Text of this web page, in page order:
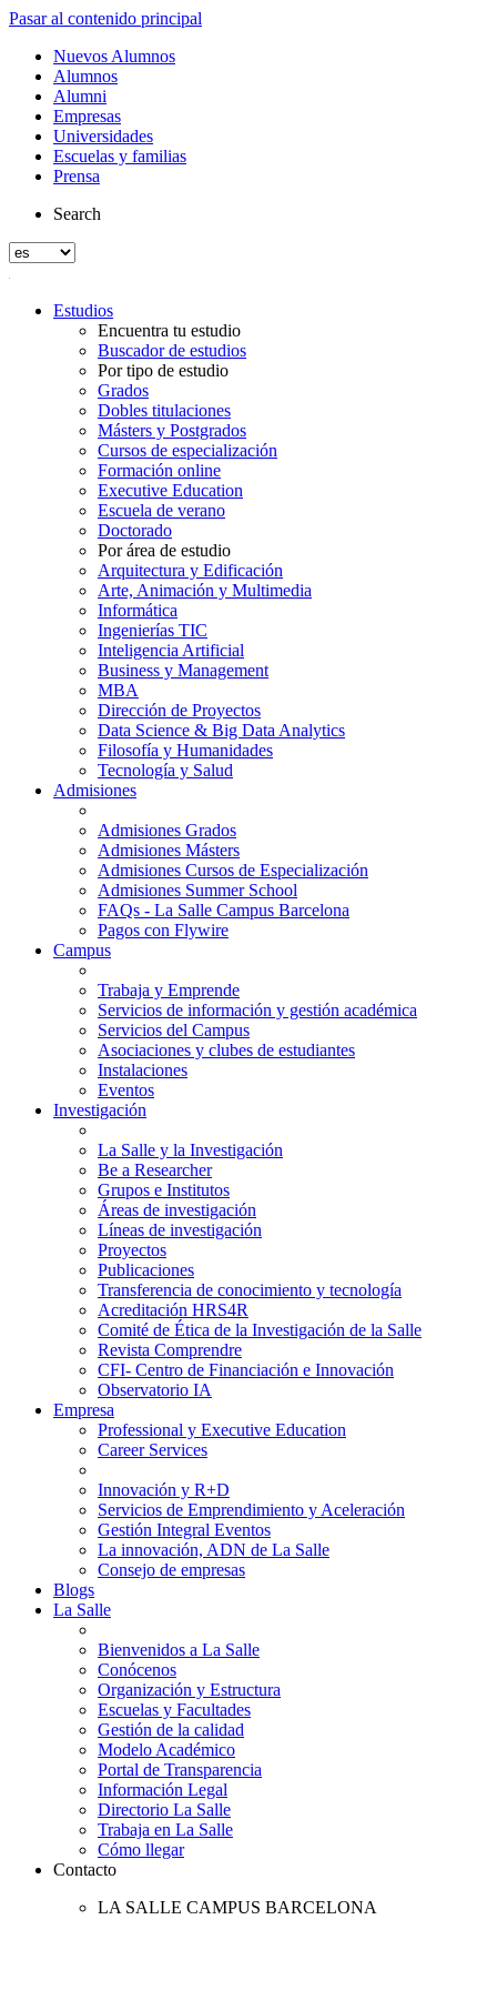
Pasar al contenido principal
Nuevos Alumnos
Alumnos
Alumni
Empresas
Universidades
Escuelas y familias
Prensa
Search
Estudios
Encuentra tu estudio
Buscador de estudios
Por tipo de estudio
Grados
Dobles titulaciones
Másters y Postgrados
Cursos de especialización
Formación online
Executive Education
Escuela de verano
Doctorado
Por área de estudio
Arquitectura y Edificación
Arte, Animación y Multimedia
Informática
Ingenierías TIC
Inteligencia Artificial
Business y Management
MBA
Dirección de Proyectos
Data Science & Big Data Analytics
Filosofía y Humanidades
Tecnología y Salud
Admisiones
Admisiones Grados
Admisiones Másters
Admisiones Cursos de Especialización
Admisiones Summer School
FAQs - La Salle Campus Barcelona
Pagos con Flywire
Campus
Trabaja y Emprende
Servicios de información y gestión académica
Servicios del Campus
Asociaciones y clubes de estudiantes
Instalaciones
Eventos
Investigación
La Salle y la Investigación
Be a Researcher
Grupos e Institutos
Áreas de investigación
Líneas de investigación
Proyectos
Publicaciones
Transferencia de conocimiento y tecnología
Acreditación HRS4R
Comité de Ética de la Investigación de la Salle
Revista Comprendre
CFI- Centro de Financiación e Innovación
Observatorio IA
Empresa
Professional y Executive Education
Career Services
Innovación y R+D
Servicios de Emprendimiento y Aceleración
Gestión Integral Eventos
La innovación, ADN de La Salle
Consejo de empresas
Blogs
La Salle
Bienvenidos a La Salle
Conócenos
Organización y Estructura
Escuelas y Facultades
Gestión de la calidad
Modelo Académico
Portal de Transparencia
Información Legal
Directorio La Salle
Trabaja en La Salle
Cómo llegar
Contacto
LA SALLE CAMPUS BARCELONA